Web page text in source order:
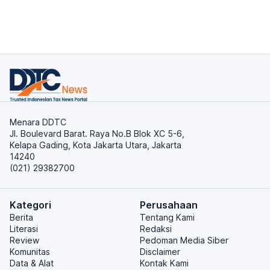
Menara DDTC
Jl. Boulevard Barat. Raya No.B Blok XC 5-6,
Kelapa Gading, Kota Jakarta Utara, Jakarta
14240
(021) 29382700
Kategori
Berita
Literasi
Review
Komunitas
Data & Alat
Perusahaan
Tentang Kami
Redaksi
Pedoman Media Siber
Disclaimer
Kontak Kami